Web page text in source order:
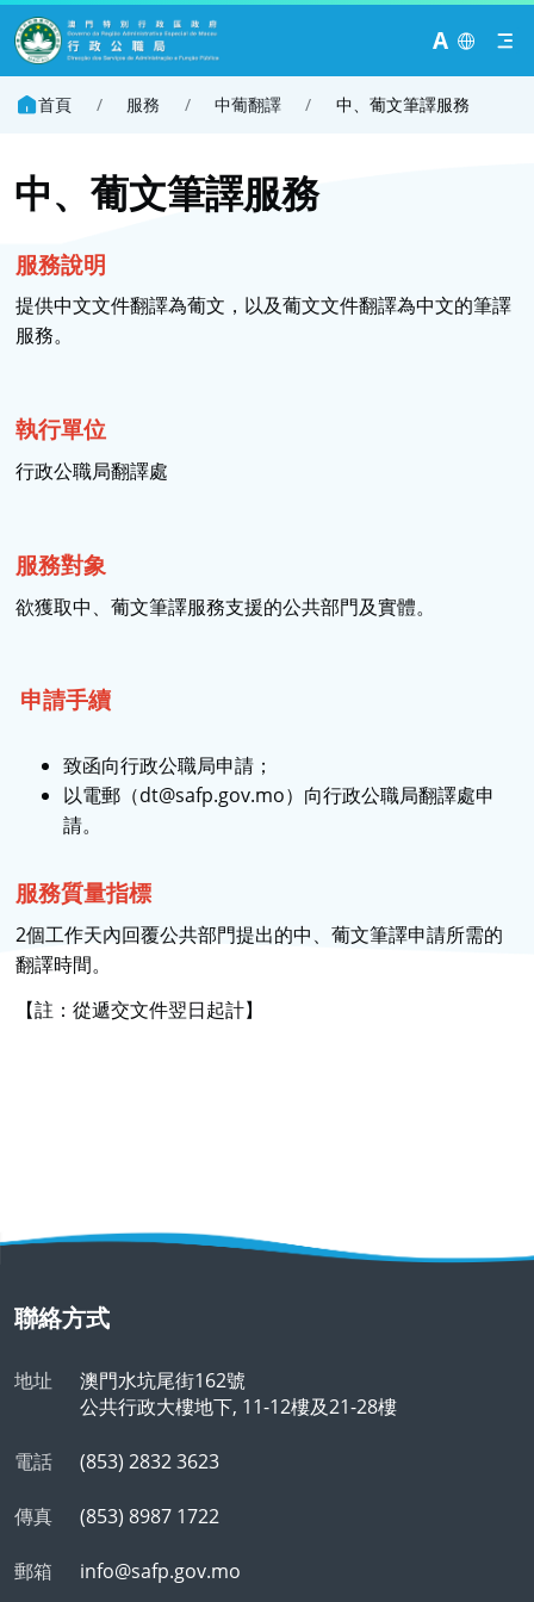
A
首頁 / 服務 / 中葡翻譯 / 中、葡文筆譯服務
中、葡文筆譯服務
服務說明
提供中文文件翻譯為葡文，以及葡文文件翻譯為中文的筆譯
服務。
執行單位
行政公職局翻譯處
服務對象
欲獲取中、葡文筆譯服務支援的公共部門及實體。
申請手續
致函向行政公職局申請；
以電郵（dt@safp.gov.mo）向行政公職局翻譯處申
請。
服務質量指標
2個工作天內回覆公共部門提出的中、葡文筆譯申請所需的
翻譯時間。
【註：從遞交文件翌日起計】
聯絡方式
地址
澳門水坑尾街162號
公共行政大樓地下, 11-12樓及21-28樓
電話 (853) 2832 3623
傳真 (853) 8987 1722
郵箱 info@safp.gov.mo